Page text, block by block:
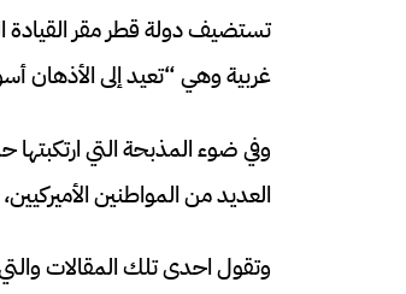
تستضيف دولة قطر مقر القيادة
غربية وهي “تعيد إلى الأذهان
العديد من المواطنين
وتقول احدى تلك المقالات